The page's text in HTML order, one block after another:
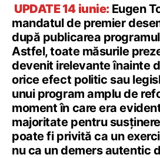
UPDATE 14 iunie: Eugen
mandatul de premier
după publicarea
Astfel, toate măsurile
devenit irelevante înainte
orice efect politic sau
unui program amplu de
moment în care era
majoritate pentru
poate fi privită ca un
nu ca un demers autentic